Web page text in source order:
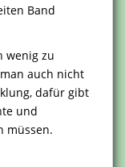
Band
wenig zu
auch nicht
dafür gibt
und
müssen.